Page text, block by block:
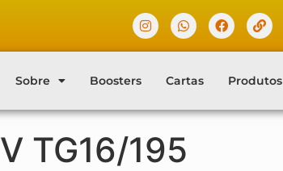
Sobre Boosters Cartas Produtos
TG16/195